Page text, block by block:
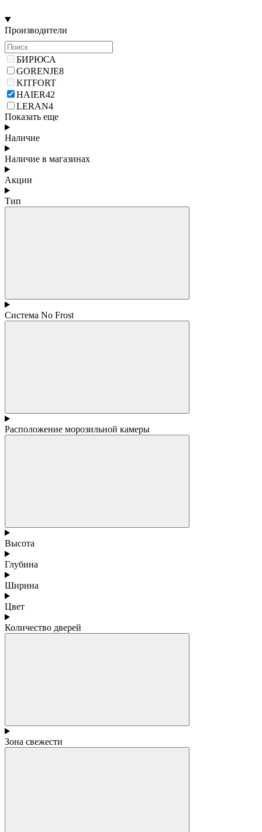
Производители
БИРЮСА
GORENJE8
KITFORT
HAIER42
LERAN4
Показать еще
Наличие
Наличие в магазинах
Акции
Тип
Система No Frost
Расположение морозильной камеры
Высота
Глубина
Ширина
Цвет
Количество дверей
Зона свежести